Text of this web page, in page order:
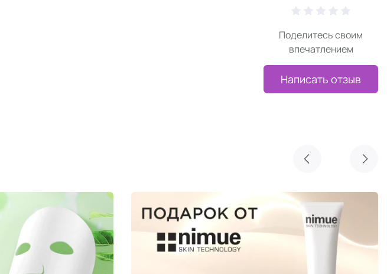
Поделитесь своим
впечатлением
Написать отзыв